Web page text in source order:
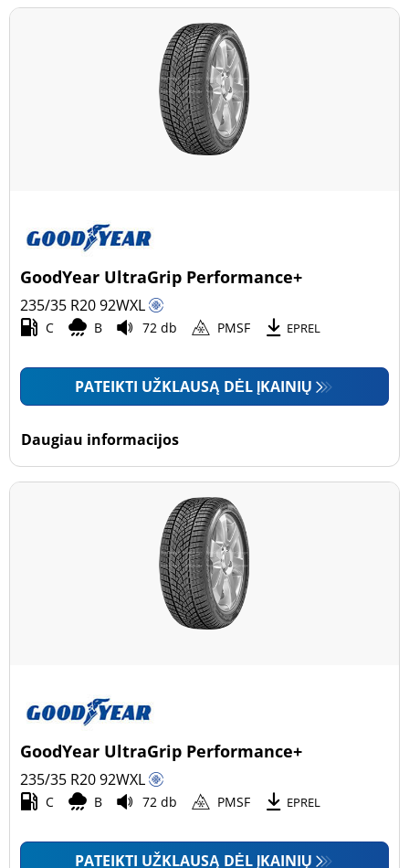
GoodYear UltraGrip Performance+
235/35 R2092WXL
C B 72 db PMSF EPREL
PATEIKTI UŽKLAUSĄ DĖL ĮKAINIŲ
Daugiau informacijos
GoodYear UltraGrip Performance+
235/35 R2092WXL
C B 72 db PMSF EPREL
PATEIKTI UŽKLAUSĄ DĖL ĮKAINIŲ